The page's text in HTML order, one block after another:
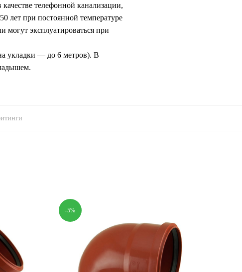
телефонной канализации,
лет при постоянной температуре
могут эксплуатироваться при
укладки — до 6 метров). В
-5%